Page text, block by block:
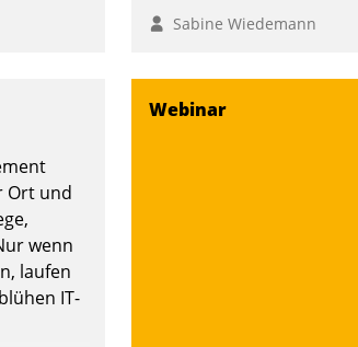
ermöglichen große
Doch man darf nicht zu
Allein mit der Einführung
Sabine Wiedemann
Ort und
wenn
laufen
IT-
Webinar